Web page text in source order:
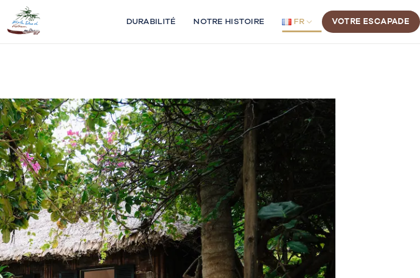
DURABILITÉ NOTRE HISTOIRE FR VOTRE ESCAPADE